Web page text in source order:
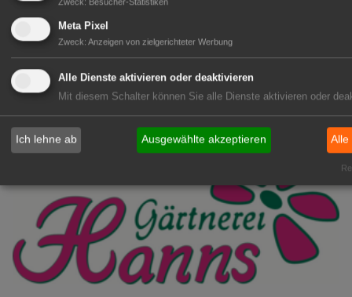
(Geselle/Meister/Techniker)
Gensingen
zur Stellenanzeige
Zweck: Besucher-Statistiken
Meta Pixel
Zweck: Anzeigen von zielgerichteter Werbung
Alle Dienste aktivieren oder deaktivieren
Mit diesem Schalter können Sie alle Dienste aktivieren oder
Ich lehne ab Ausgewählte akzeptieren Alle